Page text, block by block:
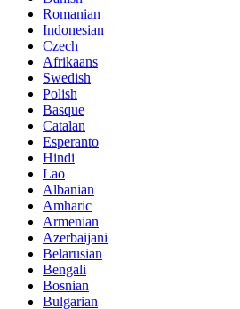
Romanian
Indonesian
Czech
Afrikaans
Swedish
Polish
Basque
Catalan
Esperanto
Hindi
Lao
Albanian
Amharic
Armenian
Azerbaijani
Belarusian
Bengali
Bosnian
Bulgarian